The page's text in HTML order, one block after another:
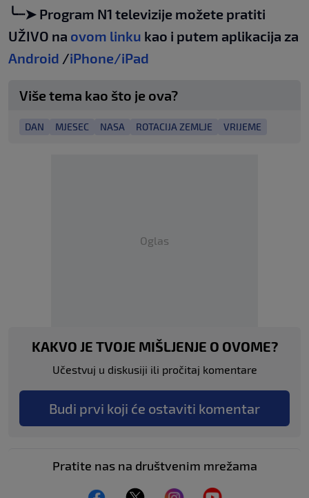
╰┈➤ Program N1 televizije možete pratiti
UŽIVO na ovom linku kao i putem aplikacija za
Android /iPhone/iPad
Više tema kao što je ova?
DAN MJESEC NASA ROTACIJA ZEMLJE VRIJEME
Oglas
KAKVO JE TVOJE MIŠLJENJE O OVOME?
Učestvuj u diskusiji ili pročitaj komentare
Budi prvi koji će ostaviti komentar
Pratite nas na društvenim mrežama